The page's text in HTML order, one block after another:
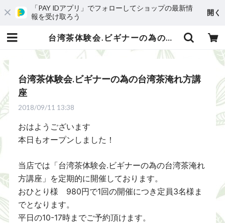
「PAY IDアプリ」でフォローしてショップの最新情
報を受け取ろう
開く
台湾茶体験会.ビギナーの為の台湾茶淹れ方講座 | 台湾茶藝館 台湾茶カフェ 狐月庵
台湾茶体験会.ビギナーの為の台湾茶淹れ方講
座
2018/09/11 13:38
おはようございます
本日もオープンしました！
当店では「台湾茶体験会.ビギナーの為の台湾茶淹れ
方講座」を定期的に開催しております。
おひとり様 980円で1回の開催につき定員3名様ま
でとなります。
平日の10-17時までご予約頂けます。